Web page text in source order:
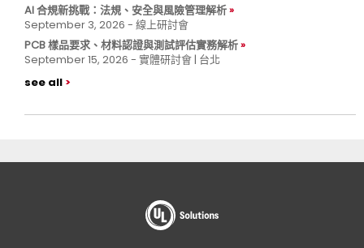
AI 合規新挑戰：法規、安全與風險管理解析
September 3, 2026 - 線上研討會
PCB 樣品要求、材料認證與測試評估實務解析
September 15, 2026 - 實體研討會 | 台北
see all